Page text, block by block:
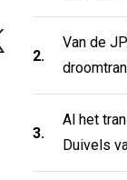
2.
Van de
3.
Al het
Duivels